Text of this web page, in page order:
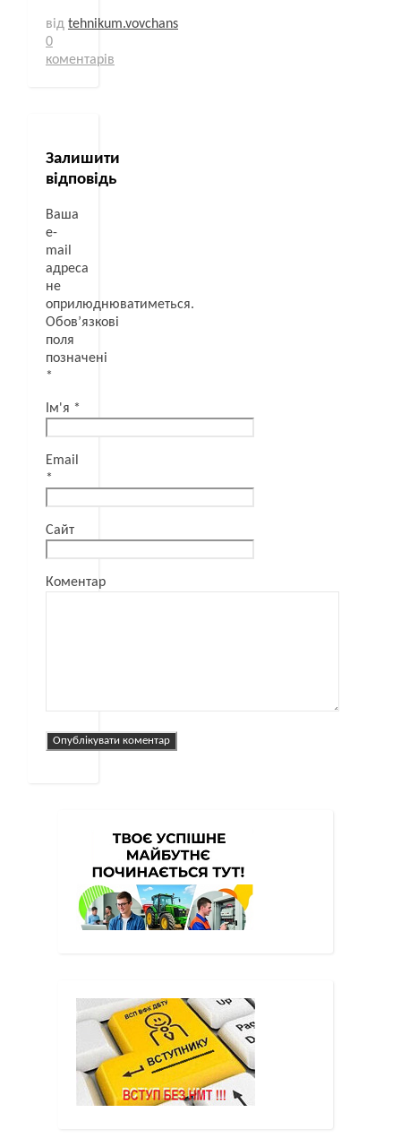
від tehnikum.vovchans
0
коментарів
Залишити
відповідь
Ваша
e-
mail
адреса
не
оприлюднюватиметься.
Обов’язкові
поля
позначені
*
Ім'я *
Email
*
Сайт
Коментар